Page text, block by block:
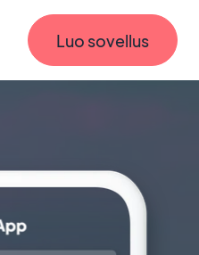
Luo sovellus